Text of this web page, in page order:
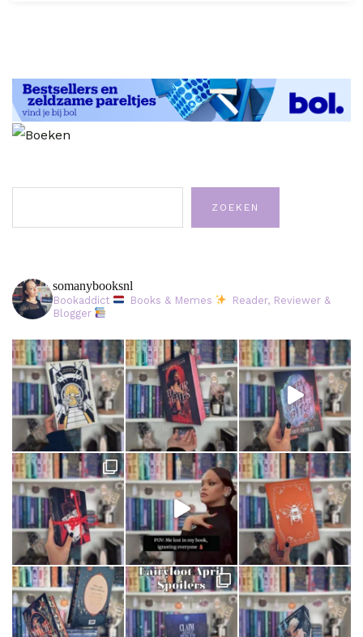
ZOEKEN
somanybooksnl
Bookaddict Books & Memes
Reader, Reviewer &
Blogger